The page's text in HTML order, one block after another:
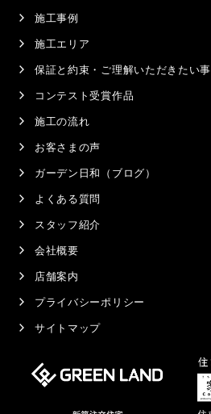
施工事例
施工エリア
保証と約束・ご理解いただきたい事
コンテスト受賞作品
施工の流れ
お客さまの声
ガーデン日和（ブログ）
よくある質問
スタッフ紹介
会社概要
店舗案内
プライバシーポリシー
サイトマップ